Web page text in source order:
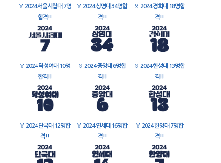
🏅 2024 서울시립대 7명
합격!!
🏅 2024 상명대 34명합
격!!
🏅 2024 경희대 18명합
격!!
🏅 2024 덕성여대 10명
합격!!
🏅 2024 중앙대 6명합
격!!
🏅 2024 한성대 13명합
격!!
🏅 2024 단국대 12명합
격!!
🏅 2024 연세대 16명합
격!!
🏅 2024 한양대 7명합
격!!